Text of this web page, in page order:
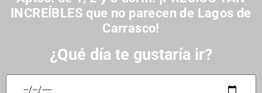
INCREÍBLES que no parecen de Lagos de
Carrasco!
¿Qué día te gustaría ir?